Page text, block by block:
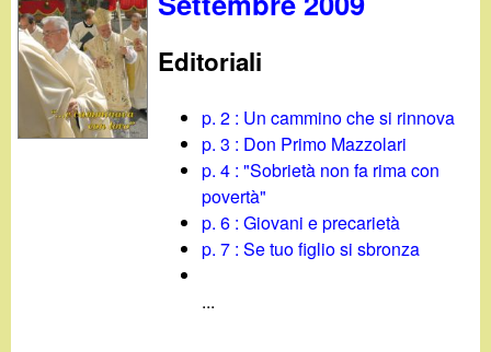
Editoriali
p. 2 : Un cammino che si rinnova
p. 3 : Don Primo Mazzolari
p. 4 : "Sobrietà non fa rima con
povertà"
p. 6 : Giovani e precarietà
p. 7 : Se tuo figlio si sbronza
...